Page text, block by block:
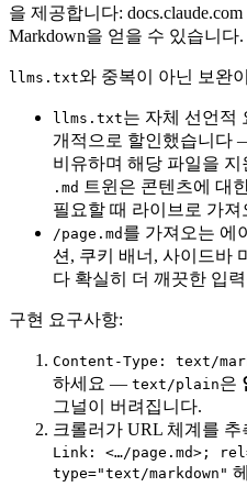
을 제공합니다:
Markdown을 얻을 수 있습니다.
llms.txt와 중복이 아닌 보완
llms.txt는 자체 선언적
개적으로 할인했습니다
비유하며 해당 파일을
.md 트윈은 콘텐츠에 대
필요할 때 라이브로 가
/page.md 를 가져오는 에
션, 쿠키 배너, 사이드바
다 확실히 더 깨끗한 입
구현 요구사항:
Content-Type: text/
하세요 — text/plain은
그널이 버려집니다.
크롤러가 URL 체계를
Link: <…/page.md>;
type="text/markdown"